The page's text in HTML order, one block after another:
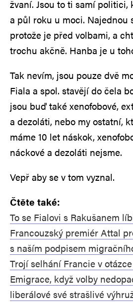
žvaní. Jsou to ti samí politici,
a půl roku u moci. Najednou
protože je před volbami, a
trochu akčně. Hanba je u
Tak nevím, jsou pouze dvě
Fiala a spol. stavějí do čela
jsou buď také xenofobové,
a dezoláti, nebo my ostatní,
máme 10 let náskok,
náckové a dezoláti nejsme.
Vepř aby se v tom vyznal.
Čtěte také:
To se Fialovi s Rakušanem
Francouzský premiér Attal
s naším podpisem
Trojí selhání Francie v
Emigrace, když volby
liberálové své strašlivé